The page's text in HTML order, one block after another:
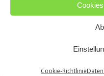
Cookie-Richtlinie